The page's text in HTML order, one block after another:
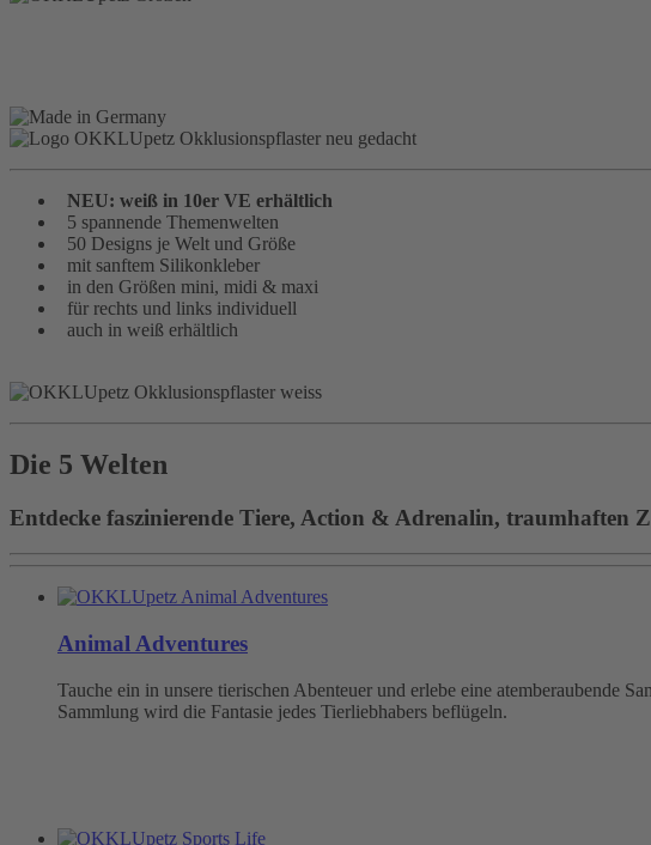
NEU: weiß in 10er VE erhältlich
5 spannende Themenwelten
50 Designs je Welt und Größe
mit sanftem Silikonkleber
in den Größen mini, midi & maxi
für rechts und links individuell
auch in weiß erhältlich
Die 5 Welten
Entdecke faszinierende Tiere, Action & Adrenalin, traumhaften
Animal Adventures
Tauche ein in unsere tierischen Abenteuer und erlebe eine atemberaubende
Sammlung wird die Fantasie jedes Tierliebhabers beflügeln.